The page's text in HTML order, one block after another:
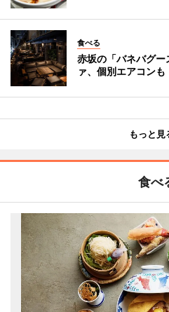
食べる
赤坂の「バネバグ
ァ、個別エアコンも
もっと見
食べ